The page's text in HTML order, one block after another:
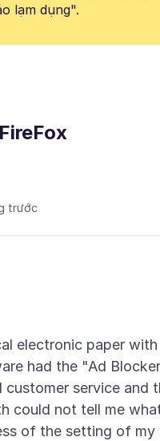
lạm dụng".
trước
electronic paper
had the "Ad
service and
could not tell me
of the setting of